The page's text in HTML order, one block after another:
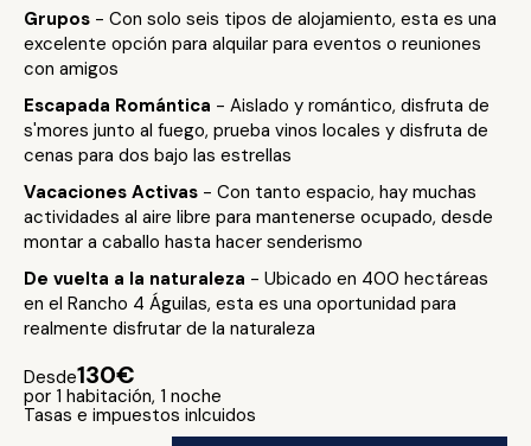
Grupos - Con solo seis tipos de alojamiento, esta es una
excelente opción para alquilar para eventos o reuniones
con amigos
Escapada Romántica - Aislado y romántico, disfruta de
s'mores junto al fuego, prueba vinos locales y disfruta de
cenas para dos bajo las estrellas
Vacaciones Activas - Con tanto espacio, hay muchas
actividades al aire libre para mantenerse ocupado, desde
montar a caballo hasta hacer senderismo
De vuelta a la naturaleza - Ubicado en 400 hectáreas
en el Rancho 4 Águilas, esta es una oportunidad para
realmente disfrutar de la naturaleza
Desde130€
por 1 habitación, 1 noche
Tasas e impuestos inlcuidos